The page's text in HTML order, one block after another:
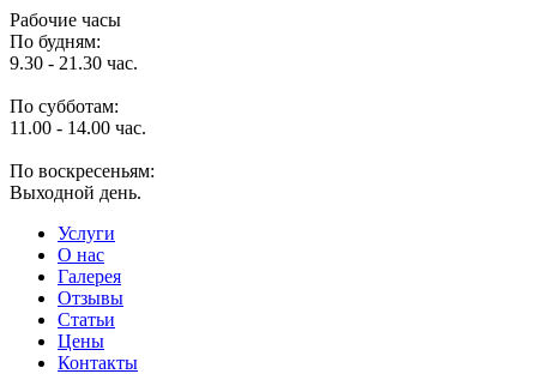
Рабочие часы
По будням:
9.30 - 21.30 час.
По субботам:
11.00 - 14.00 час.
По воскресеньям:
Выходной день.
Услуги
O нас
Галерея
Отзывы
Статьи
Цены
Контакты